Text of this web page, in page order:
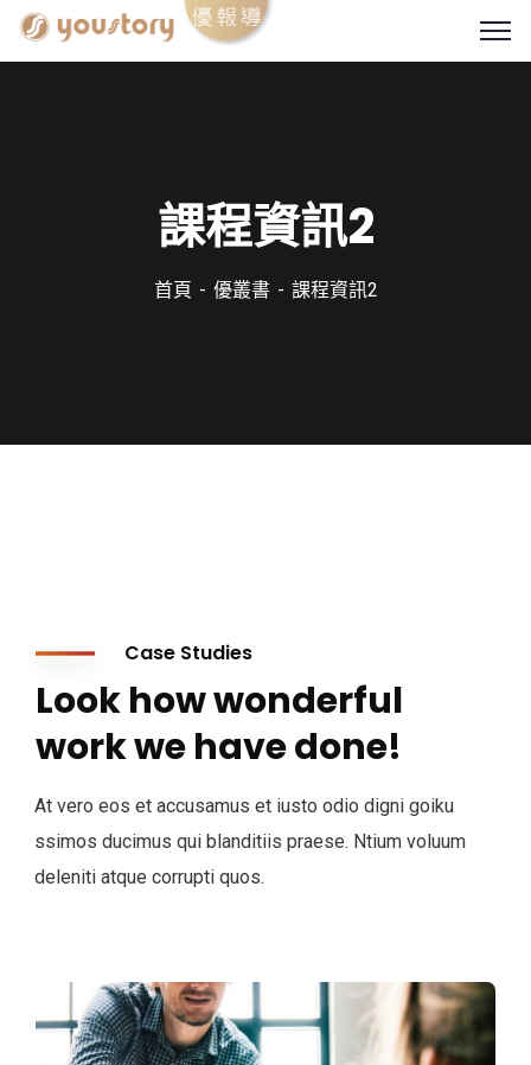
課程資訊2
首頁 優叢書 課程資訊2
Case Studies
Look how wonderful
work we have done!
At vero eos et accusamus et iusto odio digni goiku
ssimos ducimus qui blanditiis praese. Ntium voluum
deleniti atque corrupti quos.